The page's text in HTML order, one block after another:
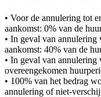
• Voor de annulering tot
aankomst: 0% van de
• In geval van annulering
aankomst: 40% van de
• In geval van annulering
overeengekomen
• 100% van het bedrag
annulering of niet-